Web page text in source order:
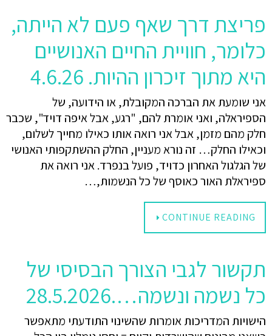
פריצת דרך שאף פעם לא הייתה,
כלומר, חוויית החיים האנושיים
היא מתוך זיכרון ההיות. 4.6.26
אני שומעת את הברכה המקובלת, או הידועה, של
הספיראלה, ואני אומרת להם, "רגע, אבל איפה דויד", שכבר
חלק מהם מזמן, אבל אני רואה אותו כאילו מחייך לשלום,
וכאילו החלק… זה נורא מעניין, החלק ההשתקפותי האנושי
של הגלגול האחרון כדויד, פועל בנפרד. אני רואה את
ספיראלת האור כאוסף של כל הנשמות,…
CONTINUE READING
תקשור לגבי הצורך הבסיסי של
כל נשמה ונשמה….28.5.2026
הישויות המדריכות אומרות שהשינוי התודעתי מתאפשר